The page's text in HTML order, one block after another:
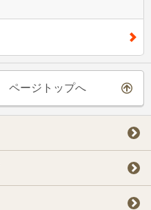
ページトップへ